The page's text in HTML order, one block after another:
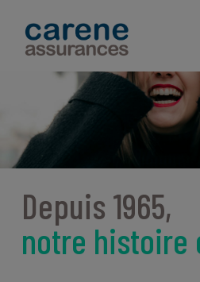
Depuis 1965,
notre histoire